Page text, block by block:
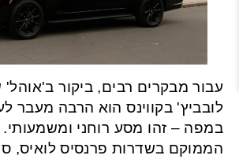
עבור מבקרים רבים, ביקור
לובביץ' בקווינס הוא הרבה מעבר
במפה – זהו מסע רוחני
הממוקם בשדרות פרנסיס לואיס,